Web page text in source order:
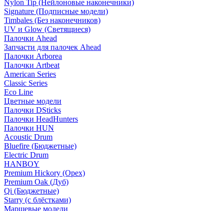
Nylon Tip (Нейлоновые наконечники)
Signature (Подписные модели)
Timbales (Без наконечников)
UV и Glow (Светящиеся)
Палочки Ahead
Запчасти для палочек Ahead
Палочки Arborea
Палочки Artbeat
American Series
Classic Series
Eco Line
Цветные модели
Палочки DSticks
Палочки HeadHunters
Палочки HUN
Acoustic Drum
Bluefire (Бюджетные)
Electric Drum
HANBOY
Premium Hickory (Орех)
Premium Oak (Дуб)
Qi (Бюджетные)
Starry (с блёстками)
Маршевые модели